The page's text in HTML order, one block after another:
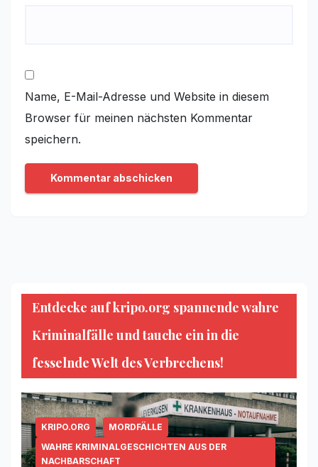
Name, E-Mail-Adresse und Website in diesem
Browser für meinen nächsten Kommentar
speichern.
Entdecke auf kripo.org spannende wahre
Kriminalfälle und tauche ein in die
fesselnde Welt des Verbrechens!
KRIPO.ORG
MORDFÄLLE
WAHRE KRIMINALGESCHICHTEN AUS DER
NACHBARSCHAFT